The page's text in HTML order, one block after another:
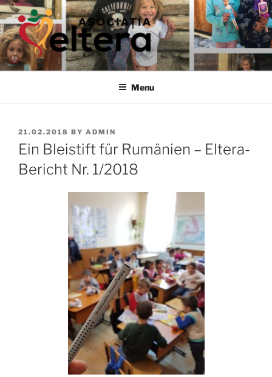
Skip
to
content
ELTERA
We treasure the childrens' right to development
Menu
POSTED
ON
21.02.2018 BY ADMIN
Ein Bleistift für Rumänien – Eltera-
Bericht Nr. 1/2018